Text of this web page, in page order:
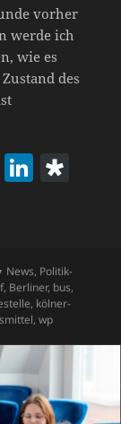
vorher
werde ich
wie es
des
T Li
dI
n
o
ra
le
Kategorien
News, Politik-
, Berliner, bus,
, kölner-
,wp